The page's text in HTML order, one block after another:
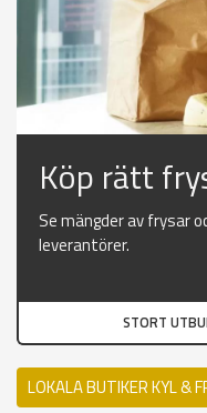
Köp rätt
Se mängder av frysar
leverantörer.
STORT
LOKALA BUTIKER KYL &